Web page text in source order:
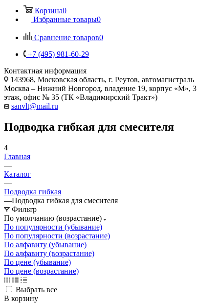
Корзина0
Избранные товары0
Сравнение товаров0
+7 (495) 981-60-29
Контактная информация
143968, Московская область, г. Реутов, автомагистраль
Москва – Нижний Новгород, владение 19, корпус «М», 3
этаж, офис № 35 (ТК «Владимирский Тракт»)
sanvlt@mail.ru
Подводка гибкая для смесителя
4
Главная
—
Каталог
—
Подводка гибкая
—Подводка гибкая для смесителя
Фильтр
По умолчанию (возрастание)
По популярности (убывание)
По популярности (возрастание)
По алфавиту (убывание)
По алфавиту (возрастание)
По цене (убывание)
По цене (возрастание)
Выбрать все
В корзину